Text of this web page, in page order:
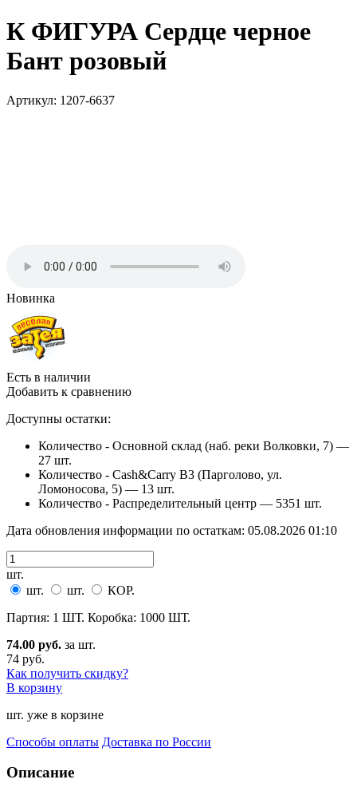
К ФИГУРА Сердце черное
Бант розовый
Артикул: 1207-6637
Новинка
Есть в наличии
Добавить к сравнению
Доступны остатки:
Количество - Основной склад (наб. реки Волковки, 7) —
27 шт.
Количество - Cash&Carry B3 (Парголово, ул.
Ломоносова, 5) — 13 шт.
Количество - Распределительный центр — 5351 шт.
Дата обновления информации по остаткам: 05.08.2026 01:10
шт.
шт.
шт.
КОР.
Партия: 1 ШТ. Коробка: 1000 ШТ.
74.00 руб. за шт.
74 руб.
Как получить скидку?
В корзину
шт. уже в корзине
Способы оплаты Доставка по России
Описание